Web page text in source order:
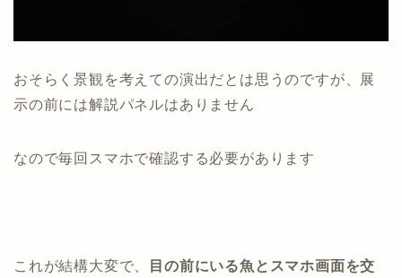
おそらく景観を考えての演出だとは思うのですが、展
示の前には解説パネルはありません
なので毎回スマホで確認する必要があります
これが結構大変で、
目の前にいる魚とスマホ画面を交